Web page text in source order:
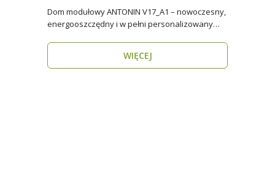
Dom modułowy ANTONIN V17_A1 – nowoczesny,
energooszczędny i w pełni personalizowany
WIĘCEJ